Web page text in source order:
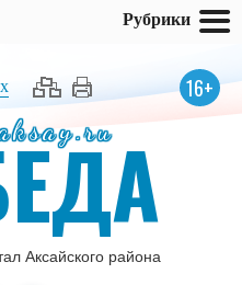
16+
Аксайского района
Рубрики